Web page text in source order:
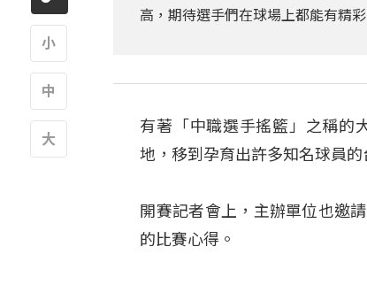
高，期待選手們在球場上都能有精彩
有著「中職選手搖籃」之稱的
地，移到孕育出許多知名球員
開賽記者會上，主辦單位也邀
的比賽心得。